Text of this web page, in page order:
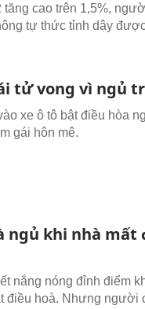
cao trên 1,5%,
tự thức tỉnh dậy
tử vong vì ngủ
xe ô tô bật điều hòa
gái hôn mê.
ngủ khi nhà mất
nắng nóng đỉnh điểm
điều hoà. Nhưng người